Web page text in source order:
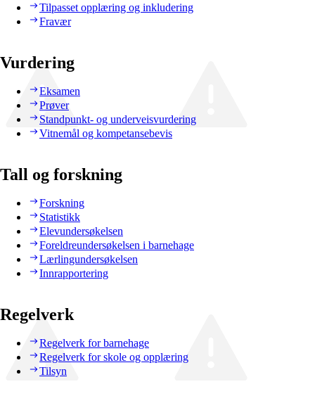
Tilpasset opplæring og inkludering
Fravær
Vurdering
Eksamen
Prøver
Standpunkt- og underveisvurdering
Vitnemål og kompetansebevis
Tall og forskning
Forskning
Statistikk
Elevundersøkelsen
Foreldreundersøkelsen i barnehage
Lærlingundersøkelsen
Innrapportering
Regelverk
Regelverk for barnehage
Regelverk for skole og opplæring
Tilsyn